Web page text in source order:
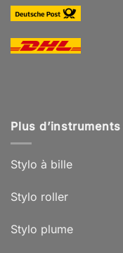
Plus
Stylo à bille
Stylo roller
Stylo plume